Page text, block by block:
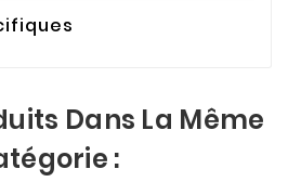
Dans La Même
: